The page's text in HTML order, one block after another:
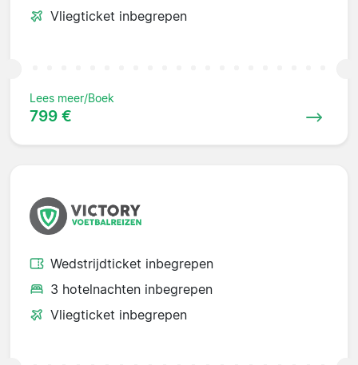
Vliegticket inbegrepen
Lees meer/Boek
799 €
Wedstrijdticket inbegrepen
3 hotelnachten inbegrepen
Vliegticket inbegrepen